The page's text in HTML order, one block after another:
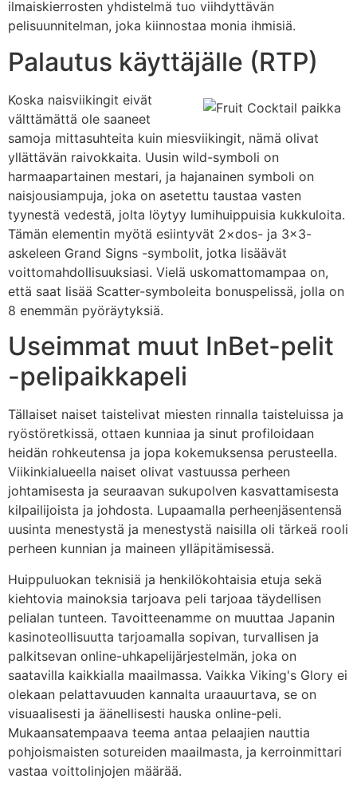
ilmaiskierrosten yhdistelmä tuo viihdyttävän
pelisuunnitelman, joka kiinnostaa monia ihmisiä.
Palautus käyttäjälle (RTP)
Koska naisviikingit eivät
välttämättä ole saaneet
samoja mittasuhteita kuin miesviikingit, nämä olivat
yllättävän raivokkaita. Uusin wild-symboli on
harmaapartainen mestari, ja hajanainen symboli on
naisjousiampuja, joka on asetettu taustaa vasten
tyynestä vedestä, jolta löytyy lumihuippuisia kukkuloita.
Tämän elementin myötä esiintyvät 2×dos- ja 3×3-
askeleen Grand Signs -symbolit, jotka lisäävät
voittomahdollisuuksiasi. Vielä uskomattomampaa on,
että saat lisää Scatter-symboleita bonuspelissä, jolla on
8 enemmän pyöräytyksiä.
Useimmat muut InBet-pelit
-pelipaikkapeli
Tällaiset naiset taistelivat miesten rinnalla taisteluissa ja
ryöstöretkissä, ottaen kunniaa ja sinut profiloidaan
heidän rohkeutensa ja jopa kokemuksensa perusteella.
Viikinkialueella naiset olivat vastuussa perheen
johtamisesta ja seuraavan sukupolven kasvattamisesta
kilpailijoista ja johdosta. Lupaamalla perheenjäsentensä
uusinta menestystä ja menestystä naisilla oli tärkeä rooli
perheen kunnian ja maineen ylläpitämisessä.
Huippuluokan teknisiä ja henkilökohtaisia ​​etuja sekä
kiehtovia mainoksia tarjoava peli tarjoaa täydellisen
pelialan tunteen. Tavoitteenamme on muuttaa Japanin
kasinoteollisuutta tarjoamalla sopivan, turvallisen ja
palkitsevan online-uhkapelijärjestelmän, joka on
saatavilla kaikkialla maailmassa. Vaikka Viking's Glory ei
olekaan pelattavuuden kannalta uraauurtava, se on
visuaalisesti ja äänellisesti hauska online-peli.
Mukaansatempaava teema antaa pelaajien nauttia
pohjoismaisten sotureiden maailmasta, ja kerroinmittari
vastaa voittolinjojen määrää.